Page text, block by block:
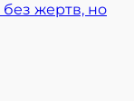
жертв, но